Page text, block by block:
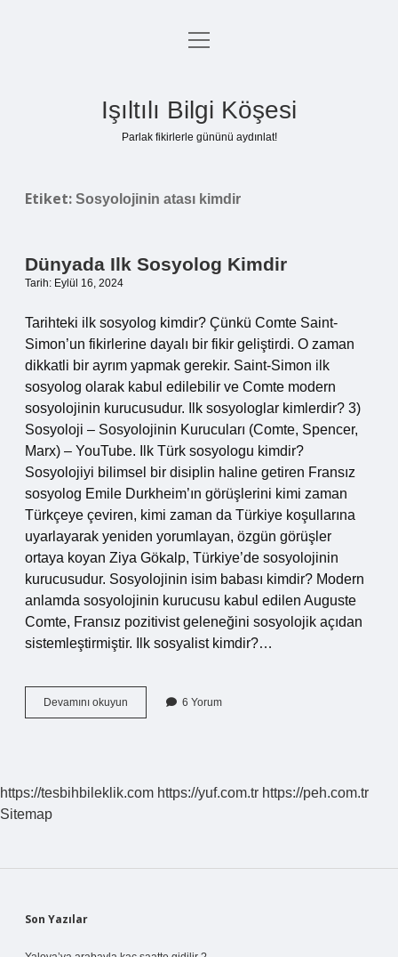
Anasayfa
Yasal Uyarı
menüyü
Işıltılı Bilgi Köşesi
Parlak fikirlerle gününü aydınlat!
Etiket: Sosyolojinin atası kimdir
Dünyada Ilk Sosyolog Kimdir
Tarih: Eylül 16, 2024
Tarihteki ilk sosyolog kimdir? Çünkü Comte Saint-
Simon’un fikirlerine dayalı bir fikir geliştirdi. O zaman
dikkatli bir ayrım yapmak gerekir. Saint-Simon ilk
sosyolog olarak kabul edilebilir ve Comte modern
sosyolojinin kurucusudur. Ilk sosyologlar kimlerdir? 3)
Sosyoloji – Sosyolojinin Kurucuları (Comte, Spencer,
Marx) – YouTube. Ilk Türk sosyologu kimdir?
Sosyolojiyi bilimsel bir disiplin haline getiren Fransız
sosyolog Emile Durkheim’ın görüşlerini kimi zaman
Türkçeye çeviren, kimi zaman da Türkiye koşullarına
uyarlayarak yeniden yorumlayan, özgün görüşler
ortaya koyan Ziya Gökalp, Türkiye’de sosyolojinin
kurucusudur. Sosyolojinin isim babası kimdir? Modern
anlamda sosyolojinin kurucusu kabul edilen Auguste
Comte, Fransız pozitivist geleneğini sosyolojik açıdan
sistemleştirmiştir. Ilk sosyalist kimdir?…
Devamını okuyun Dünyada
Ilk
6 Yorum
https://tesbihbileklik.com https://yuf.com.tr https://peh.com.tr
Sitemap
Sidebar
Son Yazılar